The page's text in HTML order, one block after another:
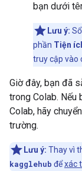
bạn dưới
Lưu ý:
phần Tiện
truy cập vào
Giờ đây, bạn đã
trong Colab. Nếu
Colab, hãy
trường.
Lưu ý: Thay vì
kagglehub đểxác